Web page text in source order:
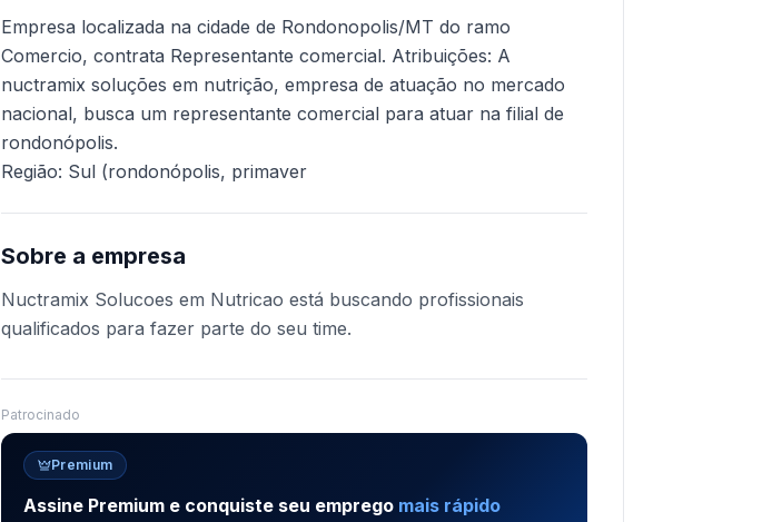
Empresa localizada na cidade de Rondonopolis/MT do ramo
Comercio, contrata Representante comercial. Atribuições: A
nuctramix soluções em nutrição, empresa de atuação no mercado
nacional, busca um representante comercial para atuar na filial de
rondonópolis.
Região: Sul (rondonópolis, primaver
Sobre a empresa
Nuctramix Solucoes em Nutricao está buscando profissionais
qualificados para fazer parte do seu time.
Patrocinado
Premium
Assine Premium e conquiste seu emprego mais rápido